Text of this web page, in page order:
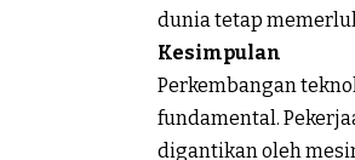
dunia tetap
Kesimpulan
Perkembangan
fundamental.
digantikan oleh